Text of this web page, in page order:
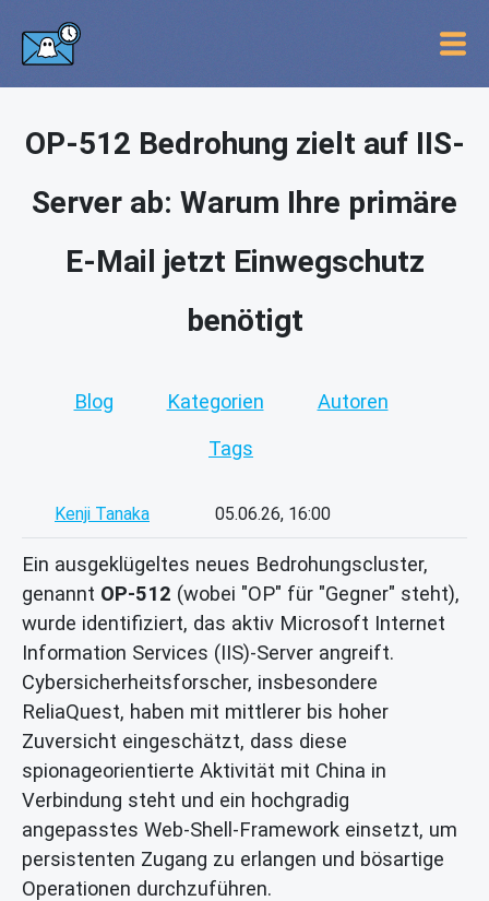
OP-512 Bedrohung zielt auf IIS-
Server ab: Warum Ihre primäre
E-Mail jetzt Einwegschutz
benötigt
Blog Kategorien Autoren
Tags
Kenji Tanaka 05.06.26, 16:00
Ein ausgeklügeltes neues Bedrohungscluster,
genannt OP-512 (wobei "OP" für "Gegner" steht),
wurde identifiziert, das aktiv Microsoft Internet
Information Services (IIS)-Server angreift.
Cybersicherheitsforscher, insbesondere
ReliaQuest, haben mit mittlerer bis hoher
Zuversicht eingeschätzt, dass diese
spionageorientierte Aktivität mit China in
Verbindung steht und ein hochgradig
angepasstes Web-Shell-Framework einsetzt, um
persistenten Zugang zu erlangen und bösartige
Operationen durchzuführen.